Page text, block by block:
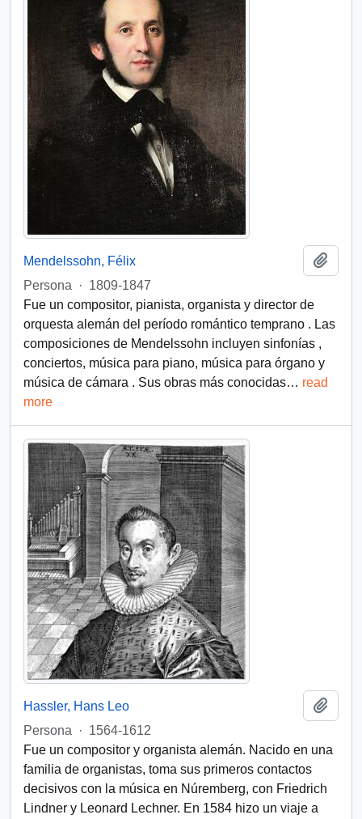
Mendelssohn, Félix
Persona
· 1809-1847
Fue un compositor, pianista, organista y director de
orquesta alemán del período romántico temprano . Las
composiciones de Mendelssohn incluyen sinfonías ,
conciertos, música para piano, música para órgano y
música de cámara . Sus obras más conocidas… read
more
Hassler, Hans Leo
Persona
· 1564-1612
Fue un compositor y organista alemán. Nacido en una
familia de organistas, toma sus primeros contactos
decisivos con la música en Núremberg, con Friedrich
Lindner y Leonard Lechner. En 1584 hizo un viaje a